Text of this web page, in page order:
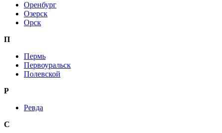
Оренбург
Озерск
Орск
П
Пермь
Первоуральск
Полевской
Р
Ревда
С